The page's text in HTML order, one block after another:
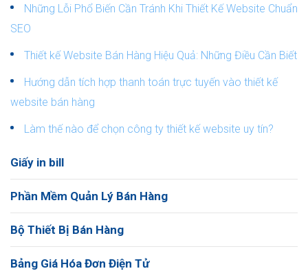
Những Lỗi Phổ Biến Cần Tránh Khi Thiết Kế Website Chuẩn
SEO
Thiết kế Website Bán Hàng Hiệu Quả: Những Điều Cần Biết
Hướng dẫn tích hợp thanh toán trực tuyến vào thiết kế
website bán hàng
Làm thế nào để chọn công ty thiết kế website uy tín?
Giấy in bill
Phần Mềm Quản Lý Bán Hàng
Bộ Thiết Bị Bán Hàng
Bảng Giá Hóa Đơn Điện Tử